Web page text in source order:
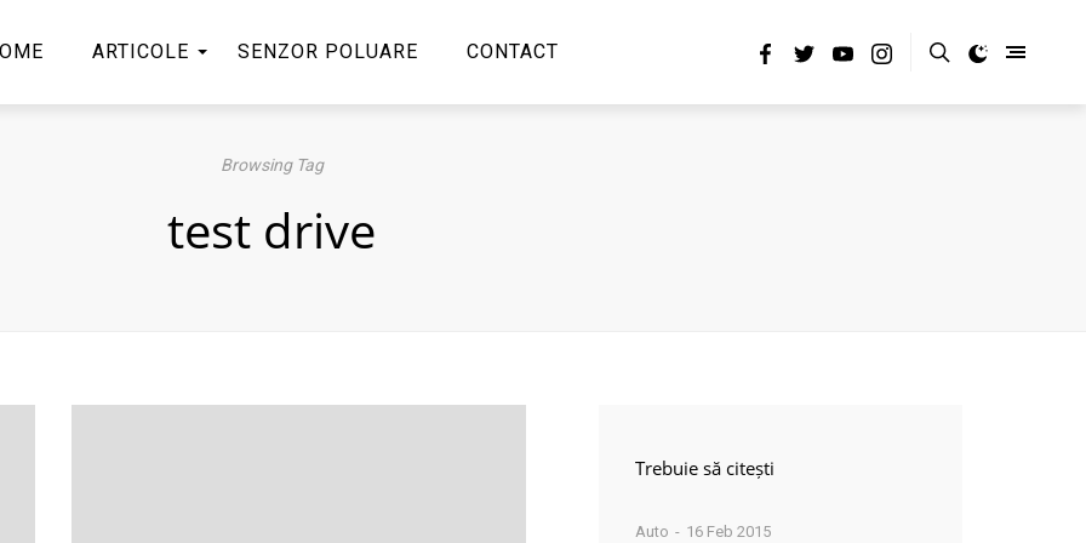
ARTICOLE SENZOR POLUARE CONTACT
Browsing Tag
test drive
Trebuie să citești
Auto 16 Feb 2015